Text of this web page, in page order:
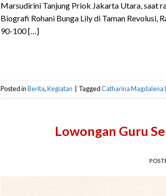
Marsudirini Tanjung Priok Jakarta Utara, saat
Biografi Rohani Bunga Lily di Taman Revolusi,
90-100 […]
Posted inBerita,Kegiatan TaggedCatharina Magdalena
Lowongan Guru